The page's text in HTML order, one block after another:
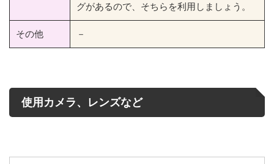
グがあるので、そちらを利用しましょう。
その他 －
使用カメラ、レンズなど